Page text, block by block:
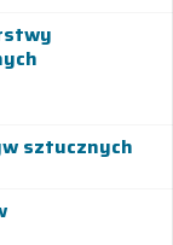
sztucznych